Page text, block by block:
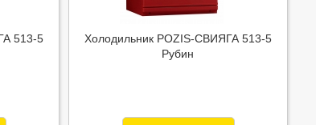
513-5
Холодильник POZIS-СВИЯГА 513-5
Рубин